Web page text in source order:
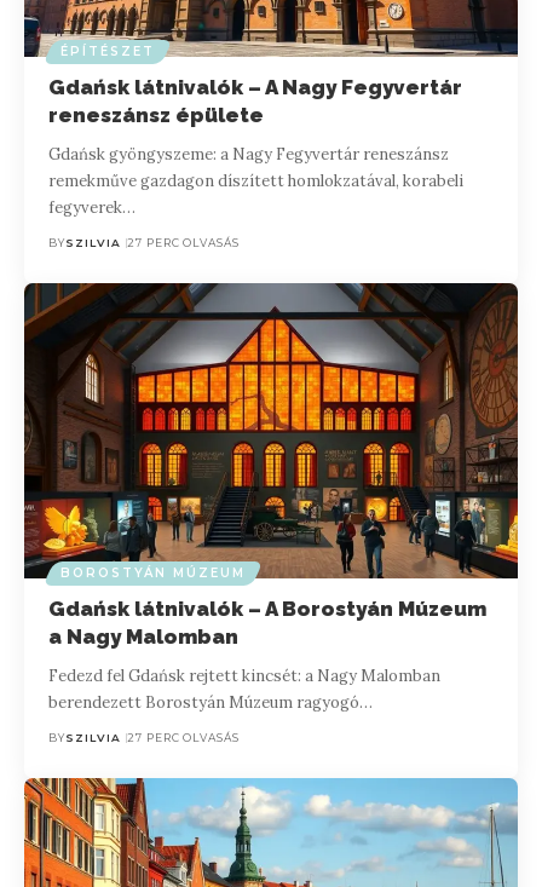
ÉPÍTÉSZET
Gdańsk látnivalók – A Nagy Fegyvertár
reneszánsz épülete
Gdańsk gyöngyszeme: a Nagy Fegyvertár reneszánsz
remekműve gazdagon díszített homlokzatával, korabeli
fegyverek…
BYSZILVIA 27 PERC OLVASÁS
BOROSTYÁN MÚZEUM
Gdańsk látnivalók – A Borostyán Múzeum
a Nagy Malomban
Fedezd fel Gdańsk rejtett kincsét: a Nagy Malomban
berendezett Borostyán Múzeum ragyogó…
BYSZILVIA 27 PERC OLVASÁS